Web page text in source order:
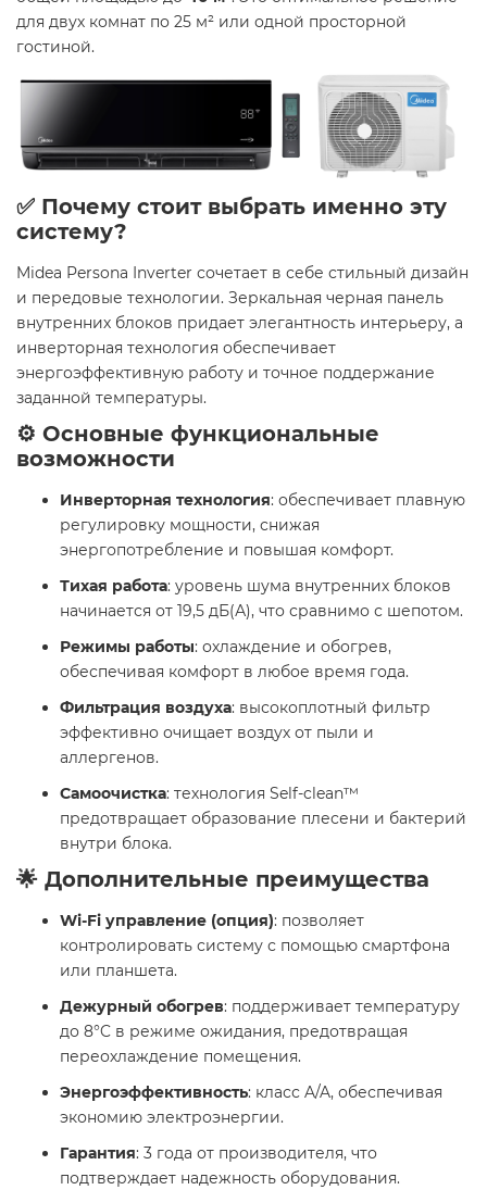
для двух комнат по 25 м² или одной просторной
гостиной.
✅ Почему стоит выбрать именно эту
систему?
Midea Persona Inverter сочетает в себе стильный дизайн
и передовые технологии. Зеркальная черная панель
внутренних блоков придает элегантность интерьеру, а
инверторная технология обеспечивает
энергоэффективную работу и точное поддержание
заданной температуры.
⚙️ Основные функциональные
возможности
Инверторная технология: обеспечивает плавную
регулировку мощности, снижая
энергопотребление и повышая комфорт.
Тихая работа: уровень шума внутренних блоков
начинается от 19,5 дБ(А), что сравнимо с шепотом.
Режимы работы: охлаждение и обогрев,
обеспечивая комфорт в любое время года.
Фильтрация воздуха: высокоплотный фильтр
эффективно очищает воздух от пыли и
аллергенов.
Самоочистка: технология Self-clean™
предотвращает образование плесени и бактерий
внутри блока.
🌟 Дополнительные преимущества
Wi-Fi управление (опция): позволяет
контролировать систему с помощью смартфона
или планшета.
Дежурный обогрев: поддерживает температуру
до 8°C в режиме ожидания, предотвращая
переохлаждение помещения.
Энергоэффективность: класс A/A, обеспечивая
экономию электроэнергии.
Гарантия: 3 года от производителя, что
подтверждает надежность оборудования.